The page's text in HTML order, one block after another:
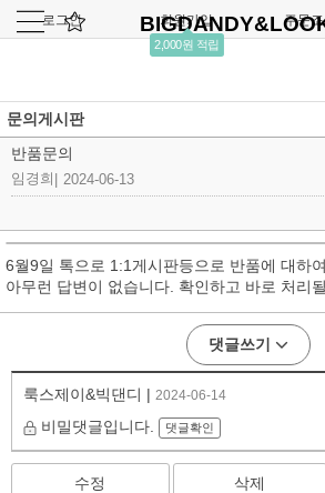
로그인 회원가입
2,000원 적립
주문
문의게시판
반품문의
임경희 2024-06-13
6월9일 톡으로 1:1게시판등으로 반품에 대하
아무런 답변이 없습니다. 확인하고 바로 처리
댓글쓰기
룩스제이&빅댄디 | 2024-06-14
비밀댓글입니다. 댓글확인
수정 삭제